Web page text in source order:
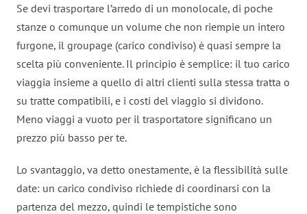
Se devi trasportare l’arredo di un monolocale, di poche
stanze o comunque un volume che non riempie un intero
furgone, il groupage (carico condiviso) è quasi sempre la
scelta più conveniente. Il principio è semplice: il tuo carico
viaggia insieme a quello di altri clienti sulla stessa tratta o
su tratte compatibili, e i costi del viaggio si dividono.
Meno viaggi a vuoto per il trasportatore significano un
prezzo più basso per te.
Lo svantaggio, va detto onestamente, è la flessibilità sulle
date: un carico condiviso richiede di coordinarsi con la
partenza del mezzo, quindi le tempistiche sono